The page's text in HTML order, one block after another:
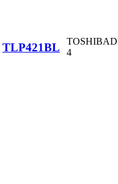
TLP421BL TOSHIBA
4